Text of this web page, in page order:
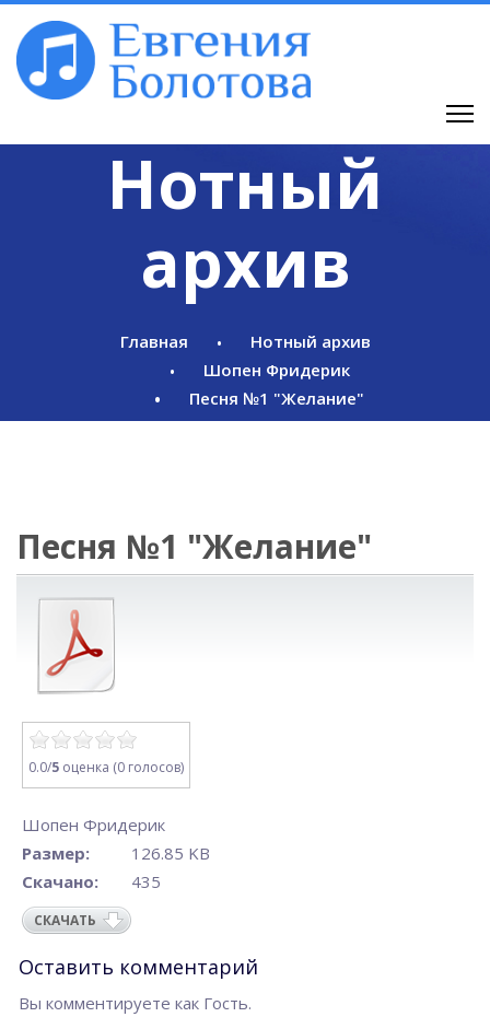
Нотный
архив
Главная
Нотный архив
Шопен Фридерик
Песня №1 "Желание"
Песня №1 "Желание"
0.0/5 оценка (0 голосов)
Шопен Фридерик
Размер:
126.85 KB
Скачано:
435
СКАЧАТЬ
Оставить комментарий
Вы комментируете как Гость.